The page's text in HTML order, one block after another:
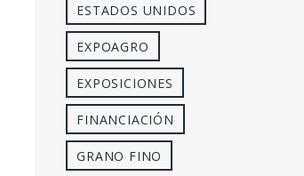
ESTADOS UNIDOS
EXPOAGRO
EXPOSICIONES
FINANCIACIÓN
GRANO FINO